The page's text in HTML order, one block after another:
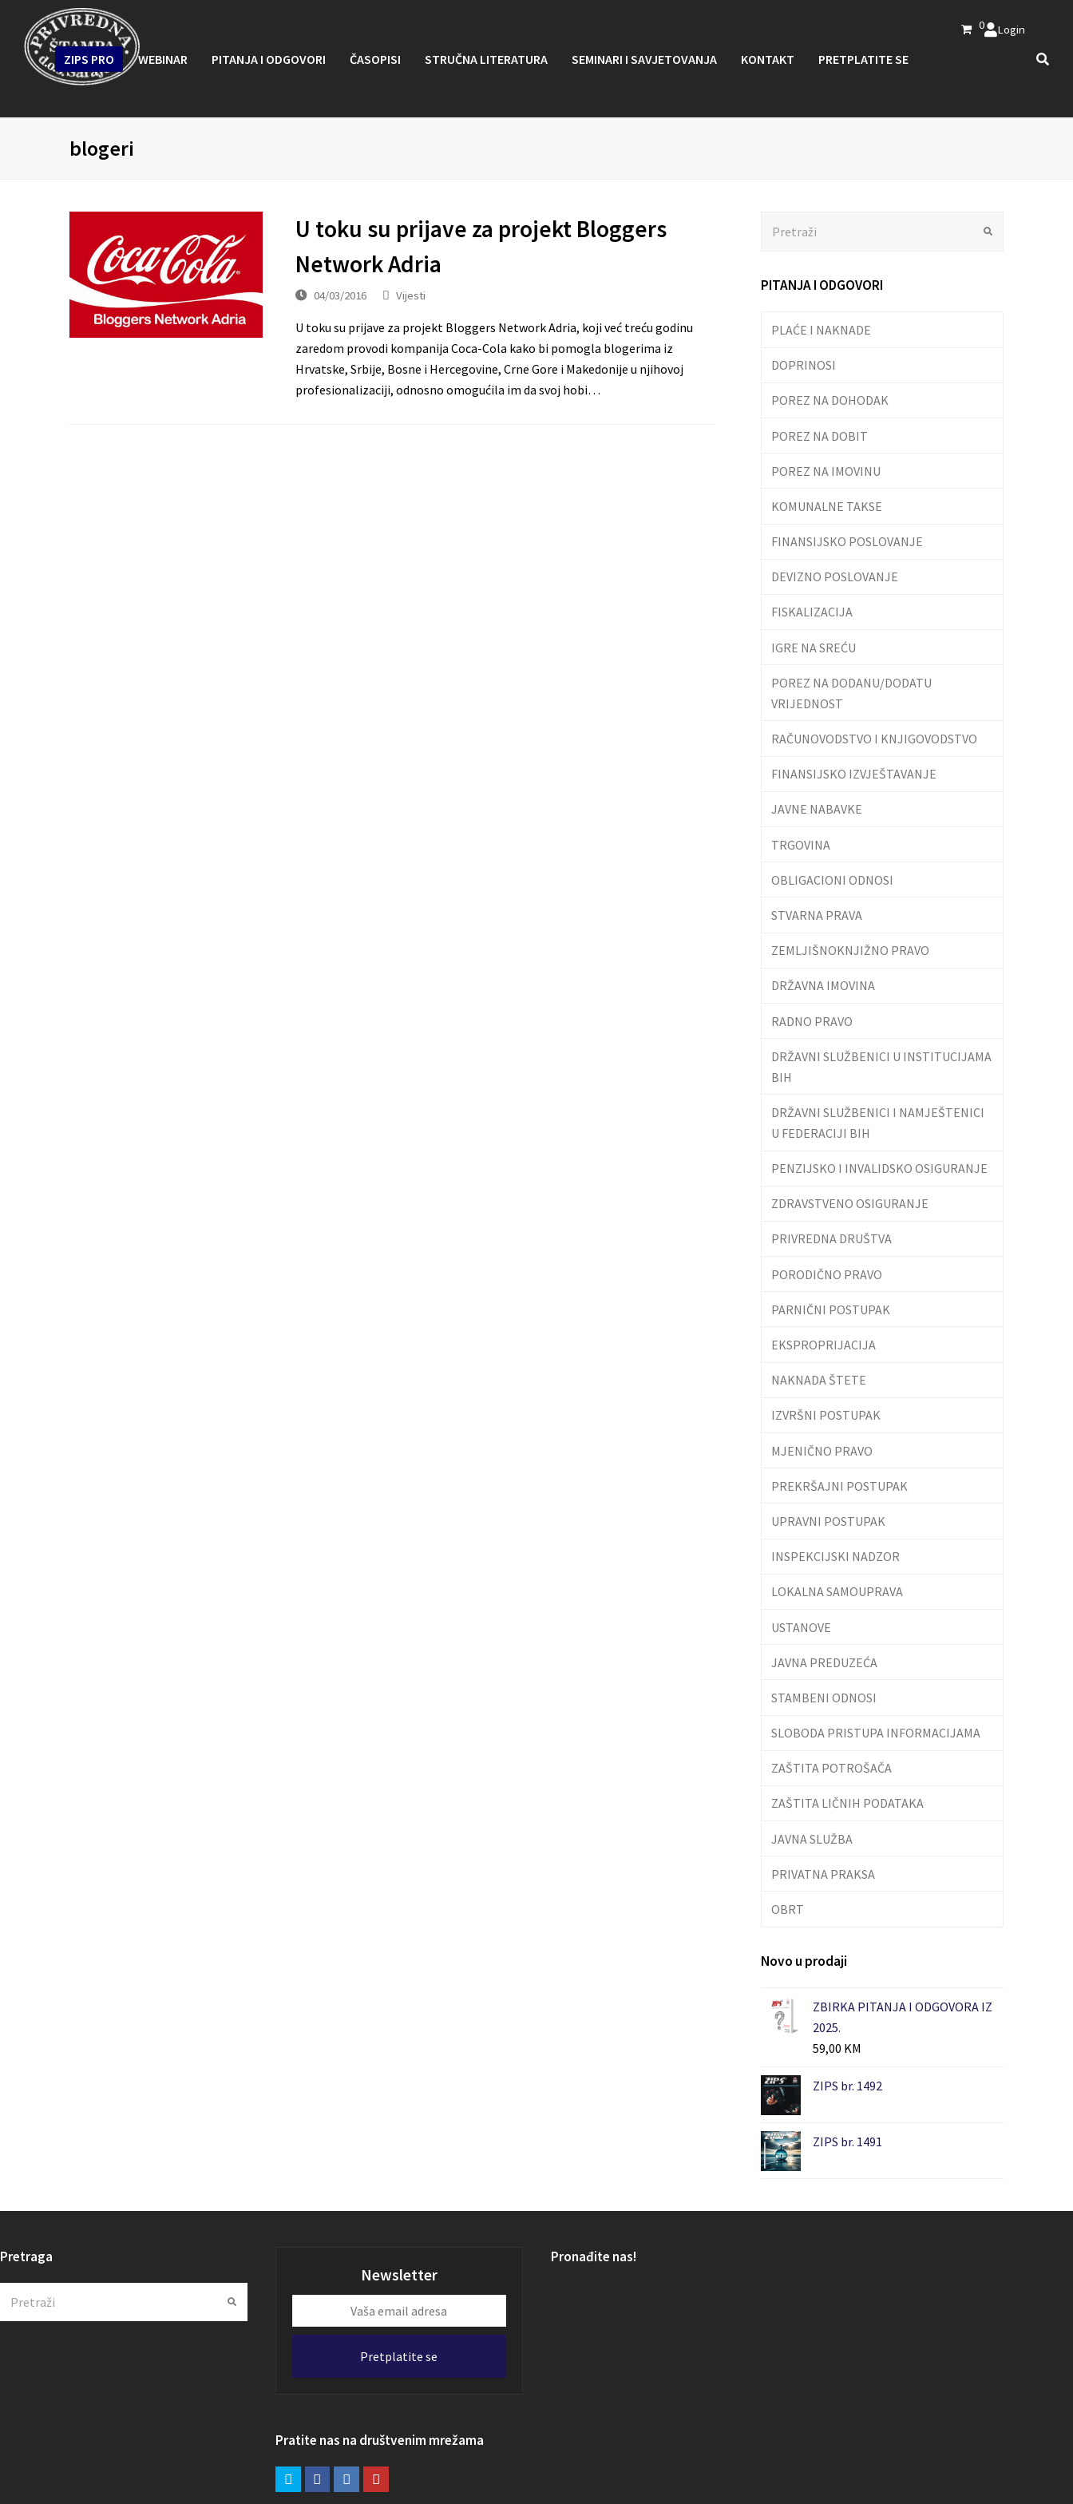
0 Login
ZIPS PRO WEBINAR PITANJA I ODGOVORI ČASOPISI STRUČNA LITERATURA SEMINARI I SAVJETOVANJA KONTAKT PRETPLATITE SE
blogeri
U toku su prijave za projekt Bloggers
Network Adria
04/03/2016 Vijesti
U toku su prijave za projekt Bloggers Network Adria, koji već treću godinu
zaredom provodi kompanija Coca-Cola kako bi pomogla blogerima iz
Hrvatske, Srbije, Bosne i Hercegovine, Crne Gore i Makedonije u njihovoj
profesionalizaciji, odnosno omogućila im da svoj hobi…
PITANJA I ODGOVORI
PLAĆE I NAKNADE
DOPRINOSI
POREZ NA DOHODAK
POREZ NA DOBIT
POREZ NA IMOVINU
KOMUNALNE TAKSE
FINANSIJSKO POSLOVANJE
DEVIZNO POSLOVANJE
FISKALIZACIJA
IGRE NA SREĆU
POREZ NA DODANU/DODATU
VRIJEDNOST
RAČUNOVODSTVO I KNJIGOVODSTVO
FINANSIJSKO IZVJEŠTAVANJE
JAVNE NABAVKE
TRGOVINA
OBLIGACIONI ODNOSI
STVARNA PRAVA
ZEMLJIŠNOKNJIŽNO PRAVO
DRŽAVNA IMOVINA
RADNO PRAVO
DRŽAVNI SLUŽBENICI U INSTITUCIJAMA
BIH
DRŽAVNI SLUŽBENICI I NAMJEŠTENICI
U FEDERACIJI BIH
PENZIJSKO I INVALIDSKO OSIGURANJE
ZDRAVSTVENO OSIGURANJE
PRIVREDNA DRUŠTVA
PORODIČNO PRAVO
PARNIČNI POSTUPAK
EKSPROPRIJACIJA
NAKNADA ŠTETE
IZVRŠNI POSTUPAK
MJENIČNO PRAVO
PREKRŠAJNI POSTUPAK
UPRAVNI POSTUPAK
INSPEKCIJSKI NADZOR
LOKALNA SAMOUPRAVA
USTANOVE
JAVNA PREDUZEĆA
STAMBENI ODNOSI
SLOBODA PRISTUPA INFORMACIJAMA
ZAŠTITA POTROŠAČA
ZAŠTITA LIČNIH PODATAKA
JAVNA SLUŽBA
PRIVATNA PRAKSA
OBRT
Novo u prodaji
ZBIRKA PITANJA I ODGOVORA IZ
2025.
59,00 KM
ZIPS br. 1492
ZIPS br. 1491
Pretraga
Submit
Newsletter
email
Pretplatite se
Pratite nas na društvenim mrežama
Pronađite nas!